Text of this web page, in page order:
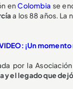
enColombia se
a los 88 años. La
¡Un
por la
el legado que